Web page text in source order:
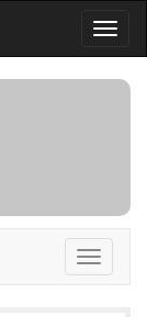
Toggle